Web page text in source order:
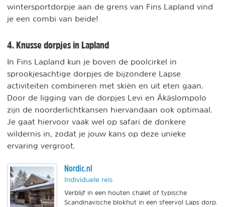
wintersportdorpje aan de grens van Fins Lapland vind
je een combi van beide!
4. Knusse dorpjes in Lapland
In Fins Lapland kun je boven de poolcirkel in
sprookjesachtige dorpjes de bijzondere Lapse
activiteiten combineren met skiën en uit eten gaan.
Door de ligging van de dorpjes Levi en Äkäslompolo
zijn de noorderlichtkansen hiervandaan ook optimaal.
Je gaat hiervoor vaak wel op safari de donkere
wildernis in, zodat je jouw kans op deze unieke
ervaring vergroot.
Nordic.nl
Individuele reis
Verblijf in een houten chalet of typische
Scandinavische blokhut in een sfeervol Laps dorp.